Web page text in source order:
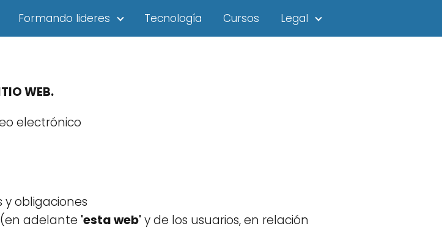
Formando lideres Tecnología Cursos Legal
WEB.
electrónico
y obligaciones
(en adelante 'esta web'y de los usuarios, en relación